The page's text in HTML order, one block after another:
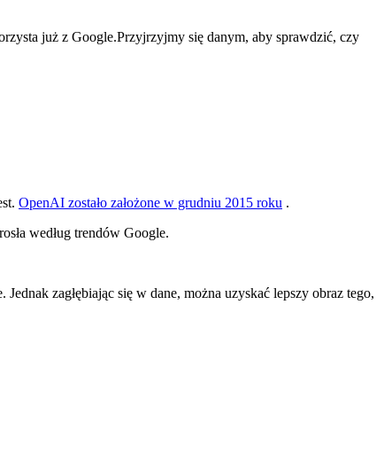
już z Google.Przyjrzyjmy się danym, aby sprawdzić, czy
OpenAI zostało założone w grudniu 2015 roku .
według trendów Google.
zagłębiając się w dane, można uzyskać lepszy obraz tego,